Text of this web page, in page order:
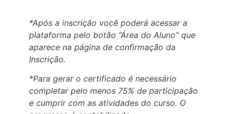
*Após a inscrição você poderá acessar a
plataforma pelo botão “Área do Aluno” que
aparece na página de confirmação da
Inscrição.
*Para gerar o certificado é necessário
completar pelo menos 75% de participação
e cumprir com as atividades do curso. O